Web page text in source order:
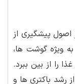
پیشگیری از
ویژه گوشت ها،
را از بین ببرد.
رشد باکتری ها و